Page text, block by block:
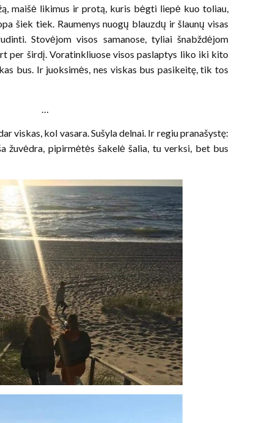
maišė likimus ir protą, kuris bėgti liepė kuo toliau,
šiek tiek. Raumenys nuogų blauzdų ir šlaunų visas
Stovėjom visos samanose, tyliai šnabždėjom
per širdį. Voratinkliuose visos paslaptys liko iki kito
bus. Ir juoksimės, nes viskas bus pasikeitę, tik tos
viskas, kol vasara. Sušyla delnai. Ir regiu pranašystę:
žuvėdra, pipirmėtės šakelė šalia, tu verksi, bet bus